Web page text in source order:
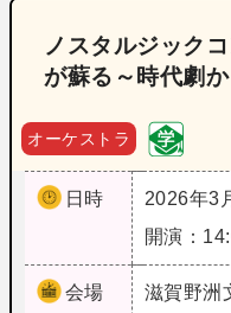
ノスタルジック
が蘇る～時代劇
オーケストラ
日時
2026年3
開演：
会場 滋賀野洲